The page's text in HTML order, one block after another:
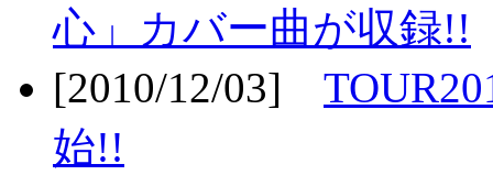
心」カバー曲が収録!!
[2010/12/03]
始!!